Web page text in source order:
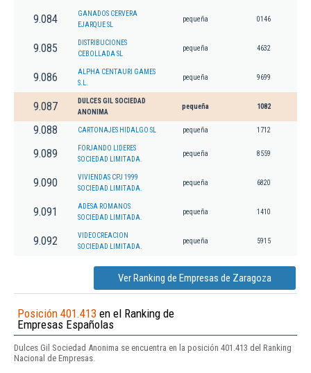
9.084
GANADOS CERVERA
EJARQUE SL
pequeña 0146
9.085
DISTRIBUCIONES
CEBOLLADA SL
pequeña 4632
9.086
ALPHA CENTAURI GAMES
S.L.
pequeña 9699
9.087
DULCES GIL SOCIEDAD
ANONIMA
pequeña 1082
9.088 CARTONAJES HIDALGO SL pequeña 1712
9.089
FORJANDO LIDERES
SOCIEDAD LIMITADA.
pequeña 8559
9.090
VIVIENDAS CPJ 1999
SOCIEDAD LIMITADA.
pequeña 6820
9.091
ADESA ROMANOS
SOCIEDAD LIMITADA.
pequeña 1410
9.092
VIDEOCREACION
SOCIEDAD LIMITADA.
pequeña 5915
Ver Ranking de Empresas de Zaragoza
Posición 401.413 en el Ranking de
Empresas Españolas
Dulces Gil Sociedad Anonima se encuentra en la posición 401.413 del Ranking
Nacional de Empresas.